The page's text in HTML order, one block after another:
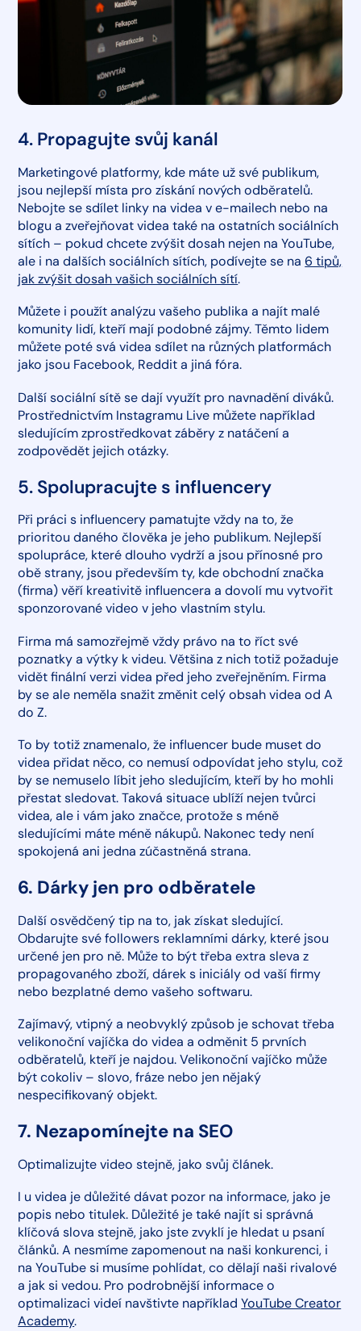
4. Propagujte svůj kanál
Marketingové platformy, kde máte už své publikum,
jsou nejlepší místa pro získání nových odběratelů.
Nebojte se sdílet linky na videa v e-mailech nebo na
blogu a zveřejňovat videa také na ostatních sociálních
sítích – pokud chcete zvýšit dosah nejen na YouTube,
ale i na dalších sociálních sítích, podívejte se na6 tipů,
jak zvýšit dosah vašich sociálních sítí.
Můžete i použít analýzu vašeho publika a najít malé
komunity lidí, kteří mají podobné zájmy. Těmto lidem
můžete poté svá videa sdílet na různých platformách
jako jsou Facebook, Reddit a jiná fóra.
Další sociální sítě se dají využít pro navnadění diváků.
Prostřednictvím Instagramu Live můžete například
sledujícím zprostředkovat záběry z natáčení a
zodpovědět jejich otázky.
5. Spolupracujte s influencery
Při práci s influencery pamatujte vždy na to, že
prioritou daného člověka je jeho publikum. Nejlepší
spolupráce, které dlouho vydrží a jsou přínosné pro
obě strany, jsou především ty, kde obchodní značka
(firma) věří kreativitě influencera a dovolí mu vytvořit
sponzorované video v jeho vlastním stylu.
Firma má samozřejmě vždy právo na to říct své
poznatky a výtky k videu. Většina z nich totiž požaduje
vidět finální verzi videa před jeho zveřejněním. Firma
by se ale neměla snažit změnit celý obsah videa od A
do Z.
To by totiž znamenalo, že influencer bude muset do
videa přidat něco, co nemusí odpovídat jeho stylu, což
by se nemuselo líbit jeho sledujícím, kteří by ho mohli
přestat sledovat. Taková situace ublíží nejen tvůrci
videa, ale i vám jako značce, protože s méně
sledujícími máte méně nákupů. Nakonec tedy není
spokojená ani jedna zúčastněná strana.
6. Dárky jen pro odběratele
Další osvědčený tip na to, jak získat sledující.
Obdarujte své followers reklamními dárky, které jsou
určené jen pro ně. Může to být třeba extra sleva z
propagovaného zboží, dárek s iniciály od vaší firmy
nebo bezplatné demo vašeho softwaru.
Zajímavý, vtipný a neobvyklý způsob je schovat třeba
velikonoční vajíčka do videa a odměnit 5 prvních
odběratelů, kteří je najdou. Velikonoční vajíčko může
být cokoliv – slovo, fráze nebo jen nějaký
nespecifikovaný objekt.
7. Nezapomínejte na SEO
Optimalizujte video stejně, jako svůj článek.
I u videa je důležité dávat pozor na informace, jako je
popis nebo titulek. Důležité je také najít si správná
klíčová slova stejně, jako jste zvyklí je hledat u psaní
článků. A nesmíme zapomenout na naši konkurenci, i
na YouTube si musíme pohlídat, co dělají naši rivalové
a jak si vedou. Pro podrobnější informace o
optimalizaci videí navštivte napříkladYouTube Creator
Academy.